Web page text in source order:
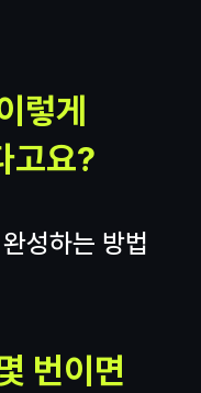
렇게
고요?
성하는 방법
번이면